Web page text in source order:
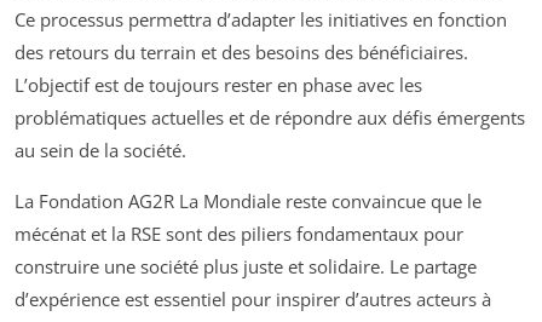
Ce processus permettra d’adapter les initiatives en fonction
des retours du terrain et des besoins des bénéficiaires.
L’objectif est de toujours rester en phase avec les
problématiques actuelles et de répondre aux défis émergents
au sein de la société.
La Fondation AG2R La Mondiale reste convaincue que le
mécénat et la RSE sont des piliers fondamentaux pour
construire une société plus juste et solidaire. Le partage
d’expérience est essentiel pour inspirer d’autres acteurs à